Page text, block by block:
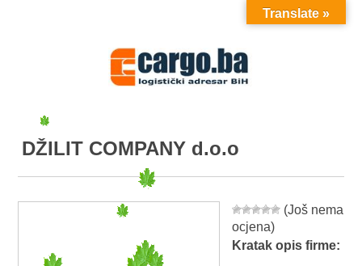
MENU
DŽILIT COMPANY d.o.o
(Još nema
ocjena)
Kratak opis firme:
Translate »